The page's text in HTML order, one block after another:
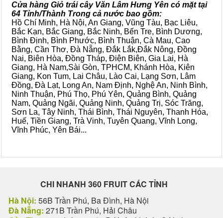
Cửa hàng Giỏ trái cây Văn Lâm Hưng Yên có mặt tại
64 Tỉnh/Thành Trong cả nước bao gồm:
Hồ Chí Minh, Hà Nội, An Giang, Vũng Tàu, Bạc Liêu,
Bắc Kạn, Bắc Giang, Bắc Ninh, Bến Tre, Bình Dương,
Bình Định, Bình Phước, Bình Thuận, Cà Mau, Cao
Bằng, Cần Thơ, Đà Nẵng, Đắk Lắk,Đắk Nông, Đồng
Nai, Biên Hòa, Đồng Tháp, Điện Biên, Gia Lai, Hà
Giang, Hà Nam,Sài Gòn, TPHCM, Khánh Hòa, Kiên
Giang, Kon Tum, Lai Châu, Lào Cai, Lạng Sơn, Lâm
Đồng, Đà Lạt, Long An, Nam Định, Nghệ An, Ninh Bình,
Ninh Thuận, Phú Thọ, Phú Yên, Quảng Bình, Quảng
Nam, Quảng Ngãi, Quảng Ninh, Quảng Trị, Sóc Trăng,
Sơn La, Tây Ninh, Thái Bình, Thái Nguyên, Thanh Hóa,
Huế, Tiền Giang, Trà Vinh, Tuyên Quang, Vĩnh Long,
Vĩnh Phúc, Yên Bái...
CHI NHANH 360 FRUIT CÁC TỈNH
Hà Nội: 56B Trần Phú, Ba Đình, Hà Nội
Đà Nẵng: 271B Trần Phú, Hải Châu